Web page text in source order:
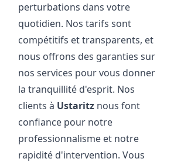
perturbations dans votre
quotidien. Nos tarifs sont
compétitifs et transparents, et
nous offrons des garanties sur
nos services pour vous donner
la tranquillité d'esprit. Nos
clients à Ustaritz nous font
confiance pour notre
professionnalisme et notre
rapidité d'intervention. Vous